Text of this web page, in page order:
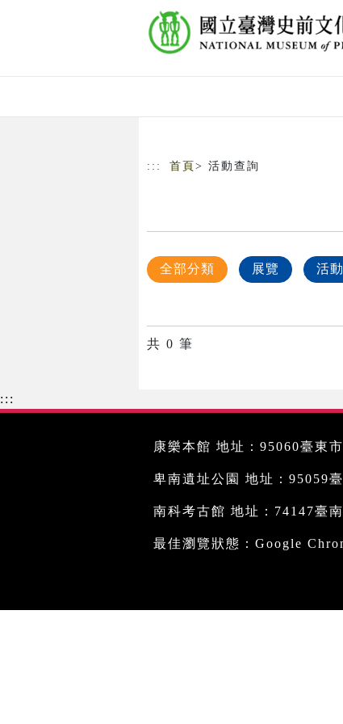
::: 首頁 > 活動查詢
全部分類 展覽 活動
共 0 筆
:::
康樂本館 地址：95060臺東
卑南遺址公園 地址：95059
南科考古館 地址：74147臺
最佳瀏覽狀態：Google